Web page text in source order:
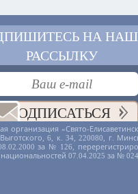
НА
РАССЫЛКУ
ПОДПИСАТЬСЯ
организация «Свято-
6, к. 34, 220080, г.
за № 126,
07.04.2025 за №